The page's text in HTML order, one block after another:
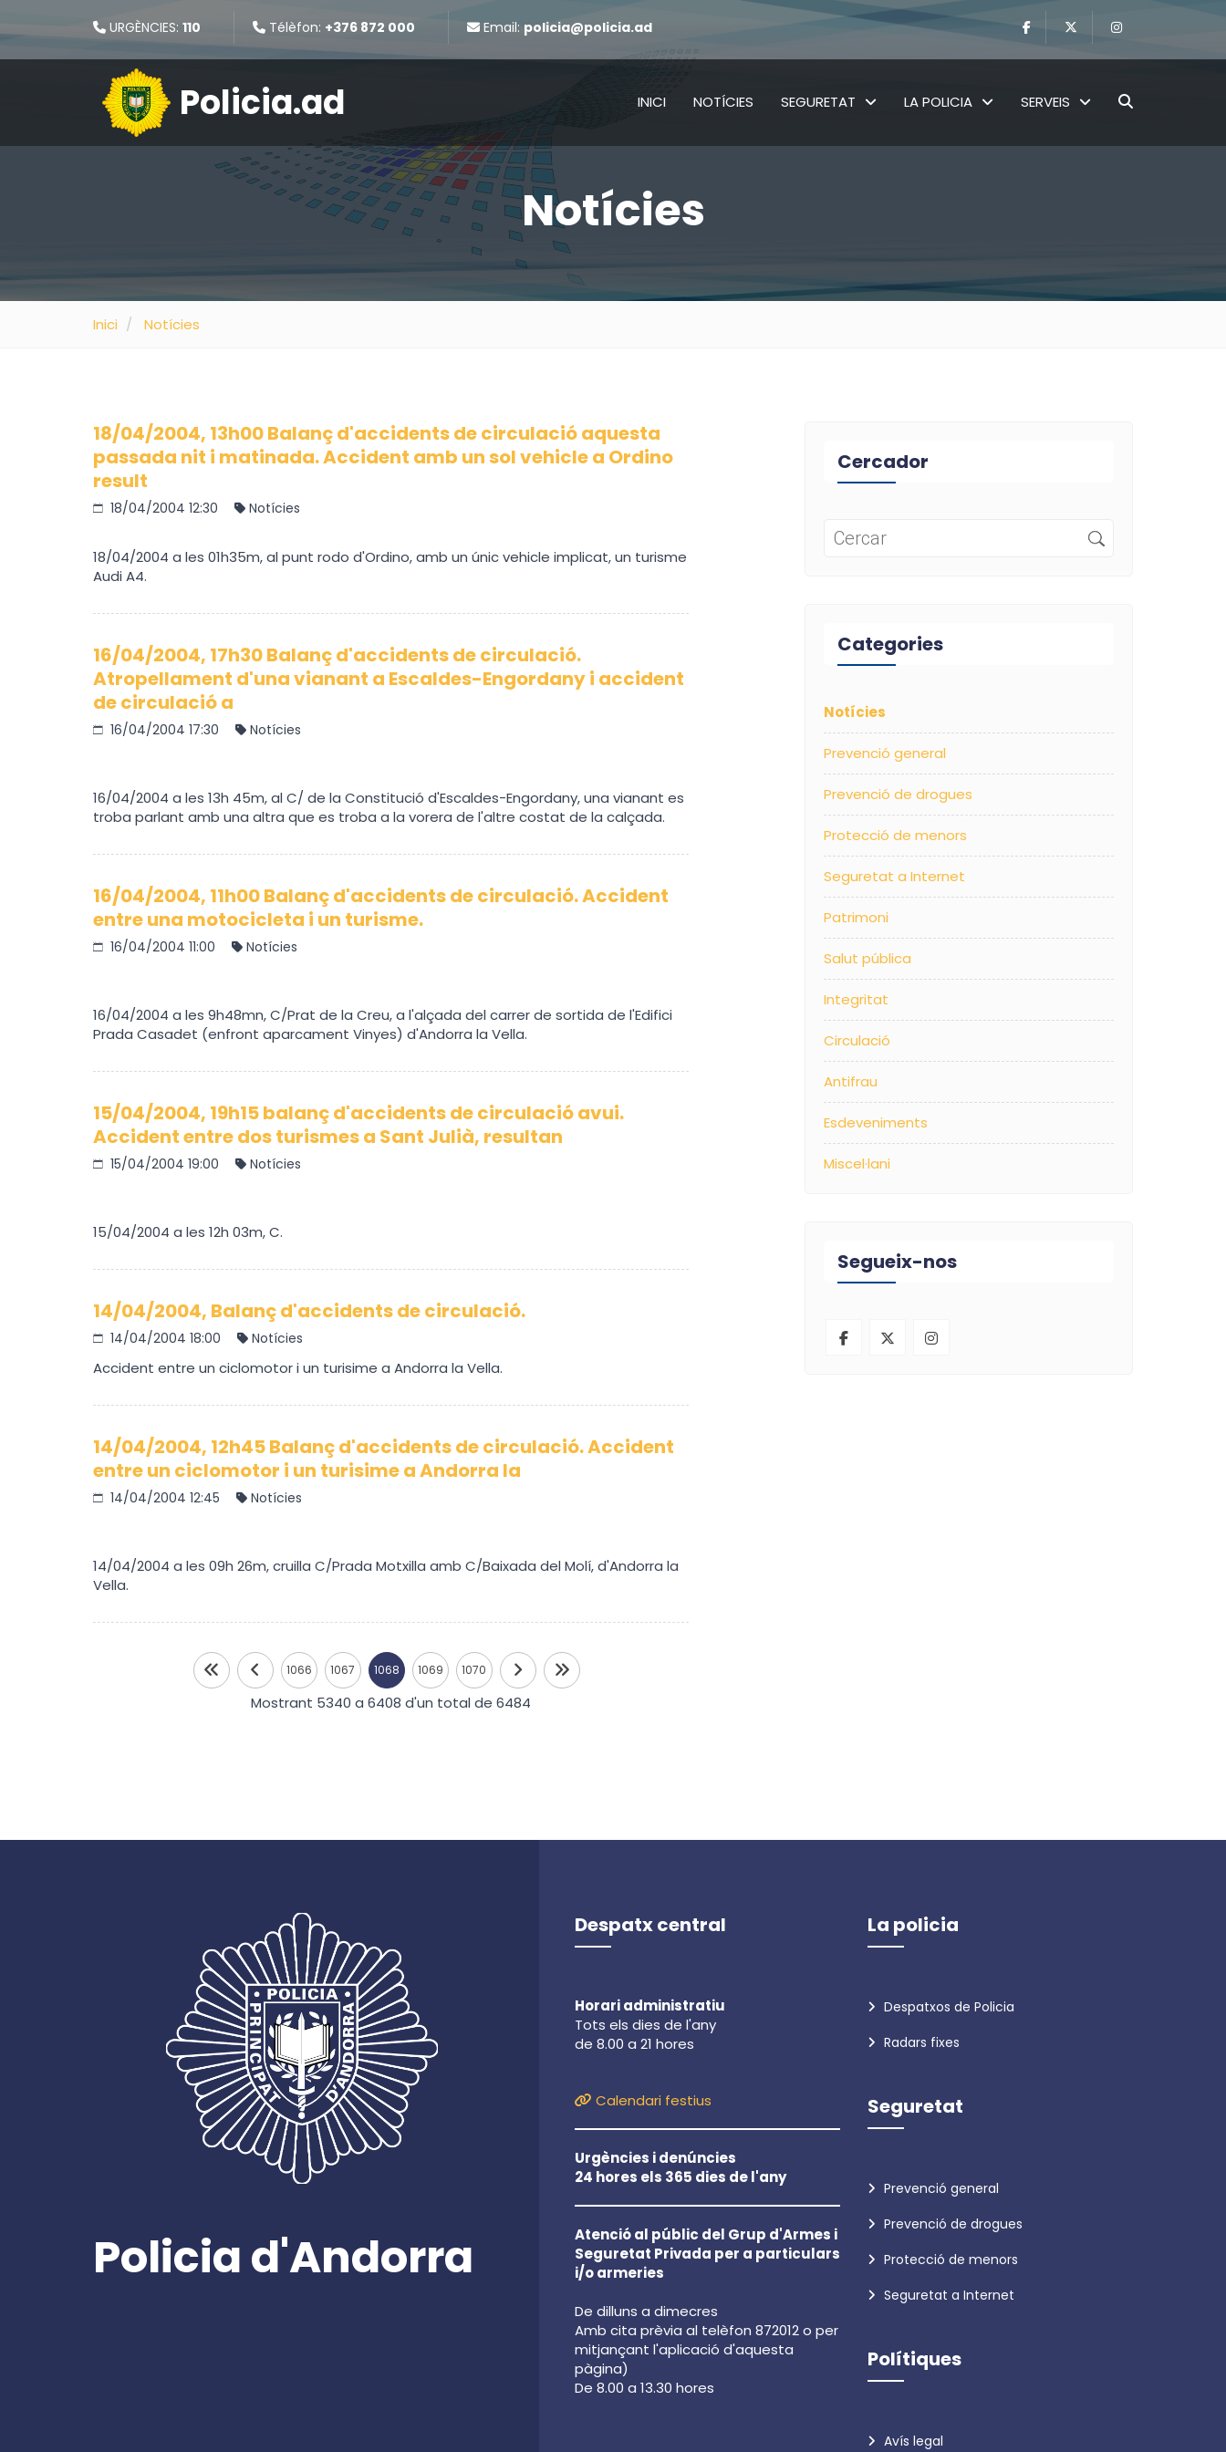
URGÈNCIES: 110 Télèfon: +376 872 000 Email: policia@policia.ad
Policia.ad INICI NOTÍCIES SEGURETAT LA POLICIA SERVEIS
Notícies
Inici Notícies
18/04/2004, 13h00 Balanç d'accidents de circulació aquesta
passada nit i matinada. Accident amb un sol vehicle a Ordino
result
18/04/2004 12:30 Notícies
18/04/2004 a les 01h35m, al punt rodo d'Ordino, amb un únic vehicle implicat, un turisme
Audi A4.
16/04/2004, 17h30 Balanç d'accidents de circulació.
Atropellament d'una vianant a Escaldes-Engordany i accident
de circulació a
16/04/2004 17:30 Notícies
16/04/2004 a les 13h 45m, al C/ de la Constitució d'Escaldes-Engordany, una vianant es
troba parlant amb una altra que es troba a la vorera de l'altre costat de la calçada.
16/04/2004, 11h00 Balanç d'accidents de circulació. Accident
entre una motocicleta i un turisme.
16/04/2004 11:00 Notícies
16/04/2004 a les 9h48mn, C/Prat de la Creu, a l'alçada del carrer de sortida de l'Edifici
Prada Casadet (enfront aparcament Vinyes) d'Andorra la Vella.
15/04/2004, 19h15 balanç d'accidents de circulació avui.
Accident entre dos turismes a Sant Julià, resultan
15/04/2004 19:00 Notícies
15/04/2004 a les 12h 03m, C.
14/04/2004, Balanç d'accidents de circulació.
14/04/2004 18:00 Notícies
Accident entre un ciclomotor i un turisime a Andorra la Vella.
14/04/2004, 12h45 Balanç d'accidents de circulació. Accident
entre un ciclomotor i un turisime a Andorra la
14/04/2004 12:45 Notícies
14/04/2004 a les 09h 26m, cruilla C/Prada Motxilla amb C/Baixada del Molí, d'Andorra la
Vella.
1066 1067 1068 1069 1070
Mostrant 5340 a 6408 d'un total de 6484
Cercador
Categories
Notícies
Prevenció general
Prevenció de drogues
Protecció de menors
Seguretat a Internet
Patrimoni
Salut pública
Integritat
Circulació
Antifrau
Esdeveniments
Miscel·lani
Segueix-nos
Policia d'Andorra
Despatx central
Horari administratiu
Tots els dies de l'any
de 8.00 a 21 hores
Calendari festius
Urgències i denúncies
24 hores els 365 dies de l'any
Atenció al públic del Grup d'Armes i
Seguretat Privada per a particulars
i/o armeries
De dilluns a dimecres
Amb cita prèvia al telèfon 872012 o per
mitjançant l'aplicació d'aquesta
pàgina)
De 8.00 a 13.30 hores
La policia
Despatxos de Policia
Radars fixes
Seguretat
Prevenció general
Prevenció de drogues
Protecció de menors
Seguretat a Internet
Polítiques
Avís legal